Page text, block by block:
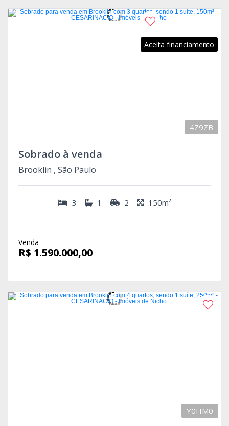
Aceita financiamento
4Z9ZB
Sobrado à venda
Brooklin , São Paulo
3 1 2 150m²
Venda
R$ 1.590.000,00
Y0HM0